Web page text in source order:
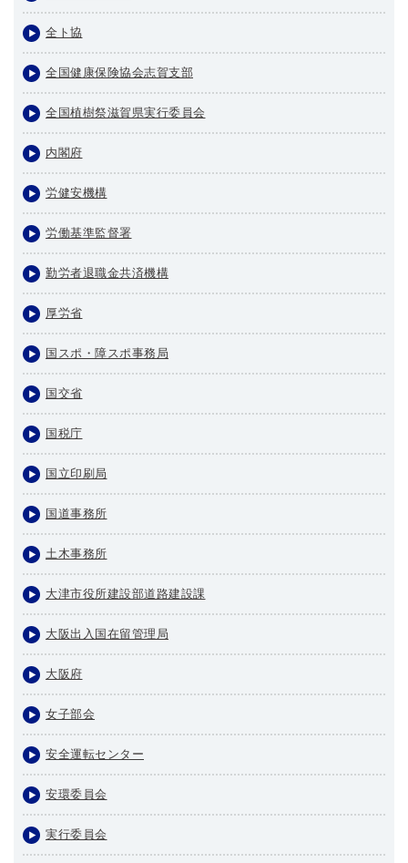
全ト協
全国健康保険協会志賀支部
全国植樹祭滋賀県実行委員会
内閣府
労健安機構
労働基準監督署
勤労者退職金共済機構
厚労省
国スポ・障スポ事務局
国交省
国税庁
国立印刷局
国道事務所
土木事務所
大津市役所建設部道路建設課
大阪出入国在留管理局
大阪府
女子部会
安全運転センター
安環委員会
実行委員会